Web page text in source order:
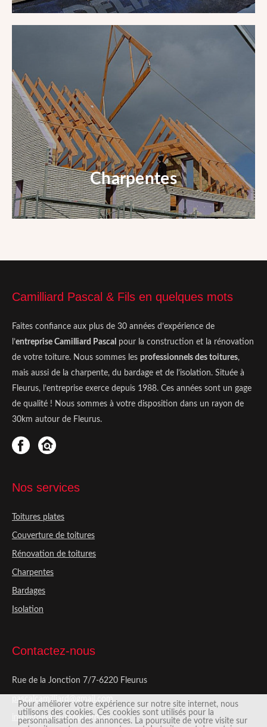
Couverture de toitures
En savoir +
Charpentes
Charpentes
Camilliard Pascal & Fils en quelques mots
Faites confiance aux plus de 30 années d’expérience de
l’entreprise Camilliard Pascal pour la construction et la rénovation
de votre toiture. Nous sommes les professionnels des toitures,
mais aussi de la charpente, du bardage et de l’isolation. Située à
Fleurus, l’entreprise exerce depuis 1988. Ces années sont un gage
de qualité ! Nous sommes à votre disposition dans un rayon de
30km autour de Fleurus.
Nos services
Toitures plates
Couverture de toitures
Rénovation de toitures
Charpentes
Bardages
Isolation
Contactez-nous
Rue de la Jonction 7/7-6220 Fleurus
pascalcamilliard@gmail.com
info@toitures-camilliard.be
Pour améliorer votre expérience sur notre site internet, nous
utilisons des cookies. Ces cookies sont utilisés pour la
personnalisation des annonces. La poursuite de votre visite sur